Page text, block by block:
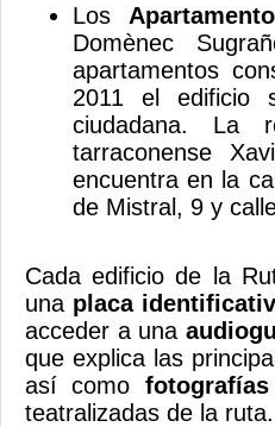
Los
Domènec
apartamentos
2011 el edificio
ciudadana. La
tarraconense
encuentra en la
de Mistral, 9 y
Cada edificio de la
una placa
acceder a una
que explica las
así como
teatralizadas de la ruta.